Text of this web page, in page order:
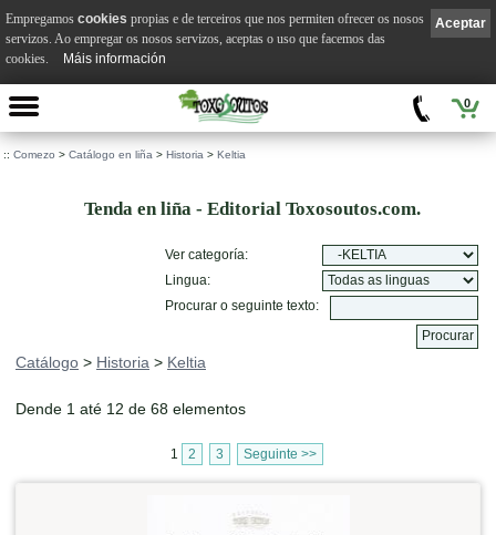
0
:: Comezo > Catálogo en liña > Historia > Keltia
Tenda en liña - Editorial Toxosoutos.com.
Ver categoría:
Lingua:
Procurar o seguinte texto:
Catálogo > Historia > Keltia
Dende 1 até 12 de 68 elementos
1 2 3 Seguinte >>
Aceptar
Empregamos cookies propias e de terceiros que nos permiten ofrecer os nosos
servizos. Ao empregar os nosos servizos, aceptas o uso que facemos das
cookies.
Máis información